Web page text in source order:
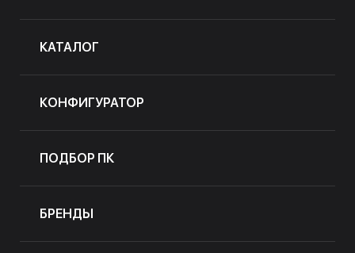
КАТАЛОГ
КОНФИГУРАТОР
ПОДБОР ПК
БРЕНДЫ